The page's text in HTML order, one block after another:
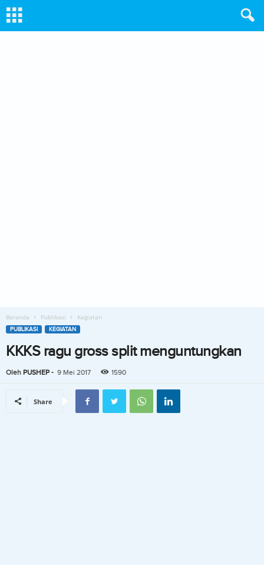
Beranda Publikasi Kegiatan
PUBLIKASI KEGIATAN
KKKS ragu gross split menguntungkan
Oleh PUSHEP - 9 Mei 2017 1590
Share